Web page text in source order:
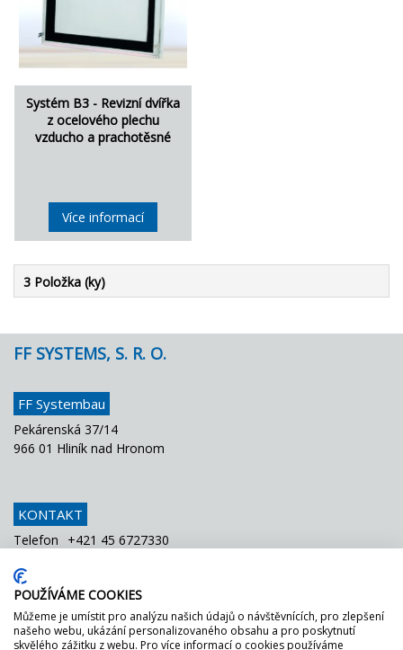
Systém B3 - Revizní dvířka
z ocelového plechu
vzducho a prachotěsné
Více informací
3 Položka (ky)
FF SYSTEMS, S. R. O.
FF Systembau
Pekárenská 37/14
966 01 Hliník nad Hronom
KONTAKT
Telefon
+421 45 6727330
E-Mail
FF MÁ ZELENOU!
POUŽÍVÁME COOKIES
Můžeme je umístit pro analýzu našich údajů o návštěvnících, pro zlepšení
našeho webu, ukázání personalizovaného obsahu a pro poskytnutí
skvělého zážitku z webu. Pro více informací o cookies používáme